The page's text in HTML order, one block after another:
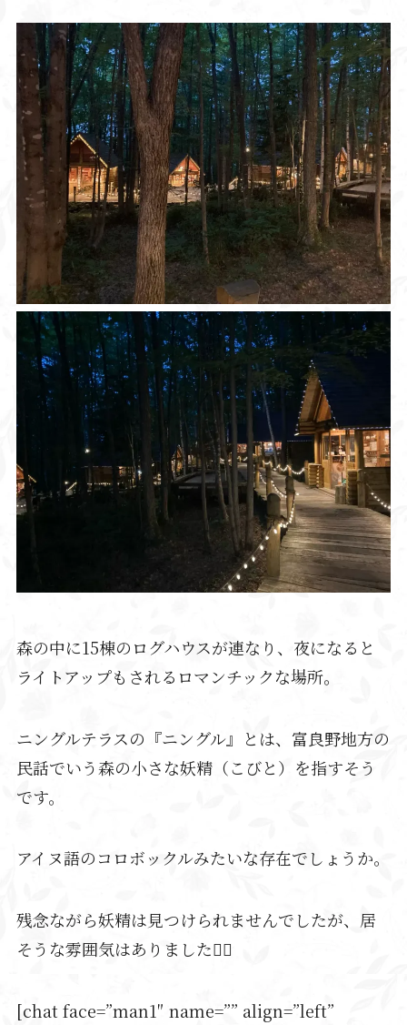
森の中に15棟のログハウスが連なり、夜になると
ライトアップもされるロマンチックな場所。
ニングルテラスの『ニングル』とは、富良野地方の
民話でいう森の小さな妖精（こびと）を指すそう
です。
アイヌ語のコロボックルみたいな存在でしょうか。
残念ながら妖精は見つけられませんでしたが、居
そうな雰囲気はありました🧚‍♂️
[chat face=”man1″ name=”” align=”left”